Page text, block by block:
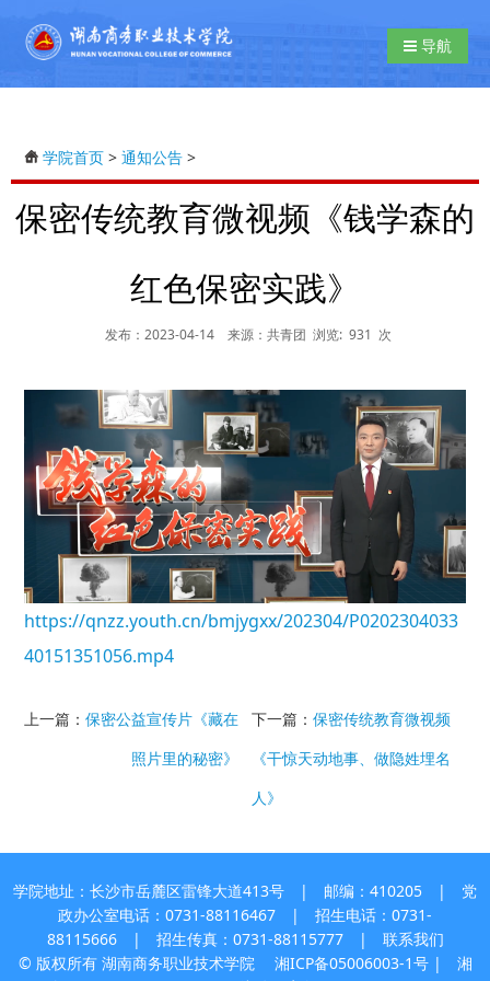
导航切换
导航
学院首页 > 通知公告 >
保密传统教育微视频《钱学森的
红色保密实践》
发布：2023-04-14 来源：共青团 浏览: 931 次
https://qnzz.youth.cn/bmjygxx/202304/P0202304033
40151351056.mp4
上一篇： 保密公益宣传片《藏在
照片里的秘密》
下一篇： 保密传统教育微视频
《干惊天动地事、做隐姓埋名
人》
学院地址：长沙市岳麓区雷锋大道413号 | 邮编：410205 | 党
政办公室电话：0731-88116467 | 招生电话：0731-
88115666 | 招生传真：0731-88115777 | 联系我们
© 版权所有 湖南商务职业技术学院
湘ICP备05006003-1号 | 湘